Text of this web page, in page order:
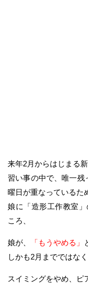
来年2月からはじまる
習い事の中で、唯一
曜日が重なっているた
娘に「造形工作教室
ころ、
娘が、 「もうやめる」
しかも2月までではなく
スイミングをやめ、ピ